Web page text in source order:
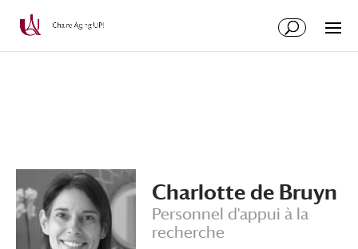
Charlotte de Bruyn
Personnel d'appui à la
recherche